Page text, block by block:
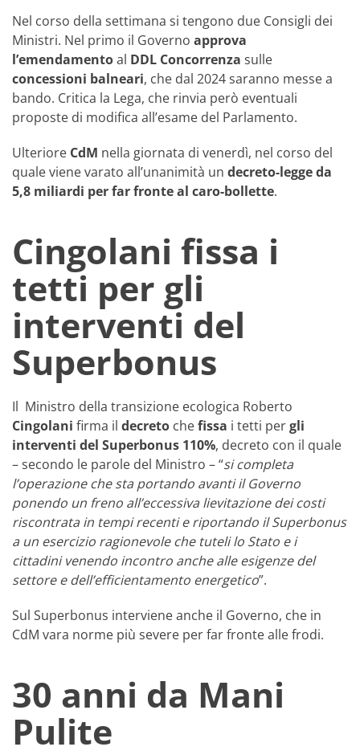
Nel corso della settimana si tengono due Consigli dei
Ministri. Nel primo il Governo approva
l’emendamentoal DDL Concorrenza sulle
concessioni balneari, che dal 2024 saranno messe a
bando. Critica la Lega, che rinvia però eventuali
proposte di modifica all’esame del Parlamento.
Ulteriore CdM nella giornata di venerdì, nel corso del
quale viene varato all’unanimità un decreto-legge da
5,8 miliardi per far fronte al caro-bollette.
Cingolani fissa i
tetti per gli
interventi del
Superbonus
Il Ministro della transizione ecologica Roberto
Cingolani firma il decreto chefissa i tetti pergli
interventi del Superbonus 110%, decreto con il quale
– secondo le parole del Ministro – “si completa
l’operazione che sta portando avanti il Governo
ponendo un freno all’eccessiva lievitazione dei costi
riscontrata in tempi recenti e riportando il Superbonus
a un esercizio ragionevole che tuteli lo Stato e i
cittadini venendo incontro anche alle esigenze del
settore e dell’efficientamento energetico”.
Sul Superbonus interviene anche il Governo, che in
CdM vara norme più severe per far fronte alle frodi.
30 anni da Mani
Pulite